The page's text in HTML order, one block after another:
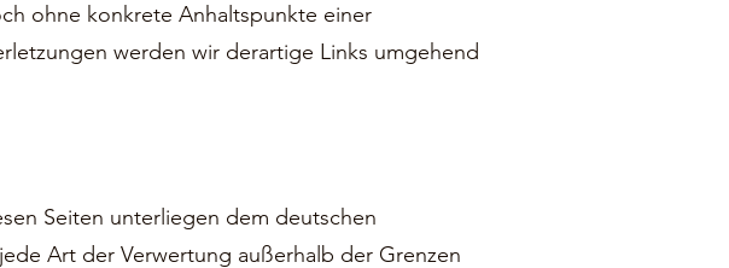
ohne konkrete Anhaltspunkte einer
werden wir derartige Links umgehend
Seiten unterliegen dem deutschen
Art der Verwertung außerhalb der Grenzen